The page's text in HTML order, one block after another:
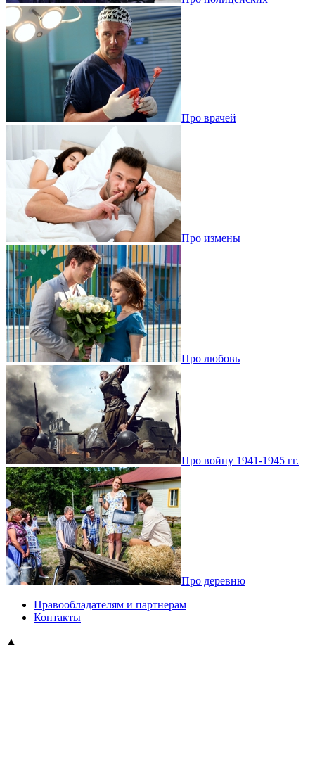
Про врачей
Про измены
Про любовь
Про войну 1941-1945 гг.
Про деревню
Правообладателям и партнерам
Контакты
▲